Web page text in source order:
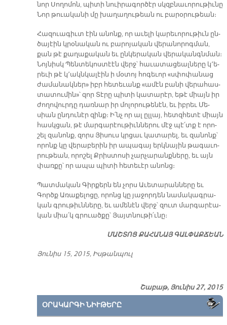
նոր Սո­ղո­մոն, պի­տի նուի­րա­գոր­ծէր սկզբնա­ւո­րու­թիւ­նը
Նոր թուա­կա­նի մը խա­ղա­ղու­թեան ու բա­րօ­րու­թեան։
Հա­զուա­գիւտ էին ա­նոնք, որ ա­ւե­լի կա­րե­ւո­րու­թիւն ըն­
ծա­յէին կրօ­նա­կան ու բա­րո­յա­կան վե­րա­նո­րոգ­ման,
քան թէ քա­ղա­քա­կան եւ ըն­կե­րա­կան վե­րա­կանգն­ման։
Նոյ­նիսկ Պեն­տե­կոս­տէէն վերջ՝ հա­ւա­տա­ցեալ­նե­րը կ՚ե­
րե­ւի թէ կ՚ակն­կա­լէին ի մօ­տոյ հո­գե­ւոր «սփո­փա­նաց
ժա­մա­նակ­ներ» իբր հե­տե­ւանք «ա­մէն բա­նի վե­րա­հաս­
տա­տու­մին»՝ զոր Տէ­րը պի­տի կա­տա­րէր, ե­թէ միայն իր
ժո­ղո­վուր­դը դառ­նար իր մո­լո­րու­թե­նէն, եւ իբ­րեւ Մե­
սիան ըն­դու­նէր զինք։ Ի՛նչ որ ալ ըլ­լայ, հետզ­հե­տէ միայն
հասկ­ցան, թէ մար­գա­րէու­թիւն­նե­րու մէջ պէ՛տք է ո­րո­
շել զա­նոնք, զորս Յի­սուս կրցաւ կա­տա­րել, եւ զա­նոնք՝
ո­րոնք կը վե­րա­բե­րին իր ա­պա­գայ երկ­նա­յին թա­գա­ւո­
րու­թեան, ո­րո­շել Քրիս­տո­սի չար­չա­րանք­նե­րը, եւ այն
փառ­քը՝ որ ա­պա պի­տի հե­տե­ւէր ա­նոնց։
Պատ­մա­կան Գիր­քերն են չորս Ա­ւե­տա­րան­նե­րը եւ
Գործք Ա­ռա­քե­լո­ցը, ո­րոնց կը յա­ջոր­դեն նա­մա­կագ­րա­
կան գրու­թիւն­նե­րը, եւ ա­մե­նէն վերջ՝ զուտ մար­գա­րէա­
կան միա՛կ գրուած­քը՝ Յայտ­նու­թի՛ւ­նը։
ՄԱՇ­ՏՈՑ ՔԱ­ՀԱ­ՆԱՅ ԳԱԼ­ՓԱՔ­ՃԵԱՆ
Յու­նիս 15, 2015, Իս­թան­պուլ
Շաբաթ, Յունիս 27, 2015
ՕՐԱԿԱՐԳԻ ՆԻՒԹԵՐԸ